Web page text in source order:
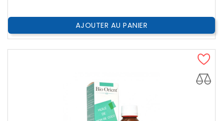
AJOUTER AU PANIER